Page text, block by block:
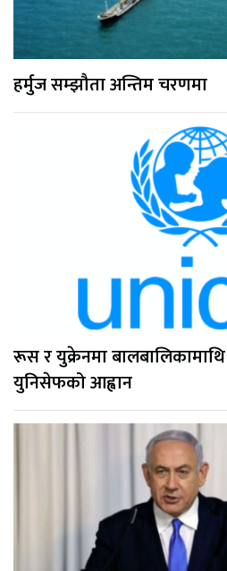
हर्मुज सम्झौता अन्तिम चरणमा
रूस र युक्रेनमा
युनिसेफको आह्वान